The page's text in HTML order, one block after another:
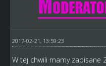
2017-02-21, 13:59:23
W tej chwili mamy zapisane